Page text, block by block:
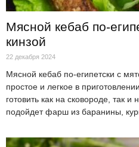
Мясной кебаб по-
кинзой
22 декабря 2024
Мясной кебаб по-египетски с
простое и легкое в
готовить как на сковороде, так и
подойдет фарш из баранины,